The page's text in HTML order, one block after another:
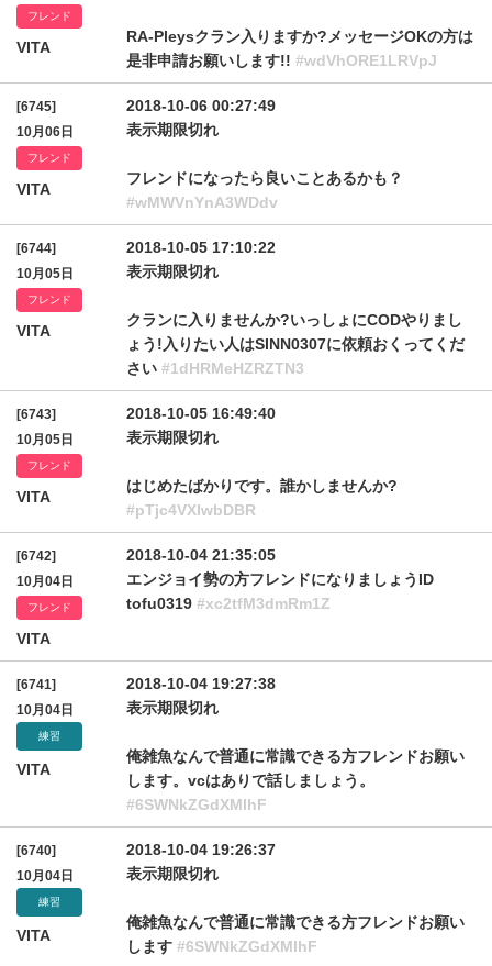
フレンド
VITA
RA-Pleysクラン入りますか?メッセージOKの方は
是非申請お願いします!! #wdVhORE1LRVpJ
[6745]
10月06日
フレンド
VITA
2018-10-06 00:27:49
表示期限切れ
フレンドになったら良いことあるかも？
#wMWVnYnA3WDdv
[6744]
10月05日
フレンド
VITA
2018-10-05 17:10:22
表示期限切れ
クランに入りませんか?いっしょにCODやりまし
ょう!入りたい人はSINN0307に依頼おくってくだ
さい #1dHRMeHZRZTN3
[6743]
10月05日
フレンド
VITA
2018-10-05 16:49:40
表示期限切れ
はじめたばかりです。誰かしませんか?
#pTjc4VXlwbDBR
[6742]
10月04日
フレンド
VITA
2018-10-04 21:35:05
エンジョイ勢の方フレンドになりましょうID
tofu0319 #xc2tfM3dmRm1Z
[6741]
10月04日
練習
VITA
2018-10-04 19:27:38
表示期限切れ
俺雑魚なんで普通に常識できる方フレンドお願い
します。vcはありで話しましょう。
#6SWNkZGdXMlhF
[6740]
10月04日
練習
VITA
2018-10-04 19:26:37
表示期限切れ
俺雑魚なんで普通に常識できる方フレンドお願い
します #6SWNkZGdXMlhF